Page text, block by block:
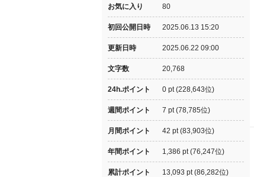
お気に入り 80
初回公開日時 2025.06.13 15:20
更新日時 2025.06.22 09:00
文字数 20,768
24h.ポイント 0 pt (228,643位)
週間ポイント 7 pt (78,785位)
月間ポイント 42 pt (83,903位)
年間ポイント 1,386 pt (76,247位)
累計ポイント 13,093 pt (86,282位)